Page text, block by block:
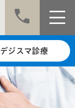
call
デジスマ診療